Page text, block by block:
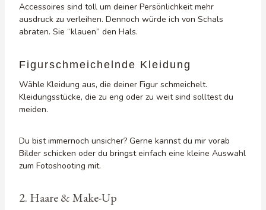
Accessoires sind toll um deiner Persönlichkeit mehr
ausdruck zu verleihen. Dennoch würde ich von Schals
abraten. Sie “klauen” den Hals.
Figurschmeichelnde Kleidung
Wähle Kleidung aus, die deiner Figur schmeichelt.
Kleidungsstücke, die zu eng oder zu weit sind solltest du
meiden.
Du bist immernoch unsicher? Gerne kannst du mir vorab
Bilder schicken oder du bringst einfach eine kleine Auswahl
zum Fotoshooting mit.
2. Haare & Make-Up